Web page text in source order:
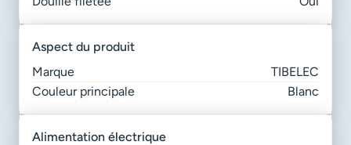
aspect du produit
Marque
TIBELEC
Couleur principale
Blanc
alimentation électrique